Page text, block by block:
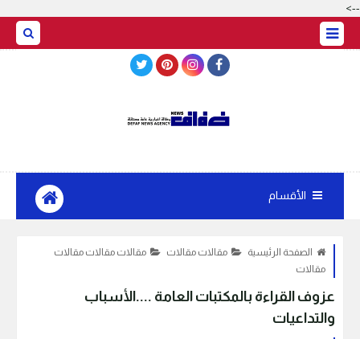
-->
الأقسام
الصفحة الرئيسية مقالات مقالات
مقالات مقالات مقالات
مقالات
عزوف القراءة بالمكتبات العامة ....الأسباب
والتداعيات